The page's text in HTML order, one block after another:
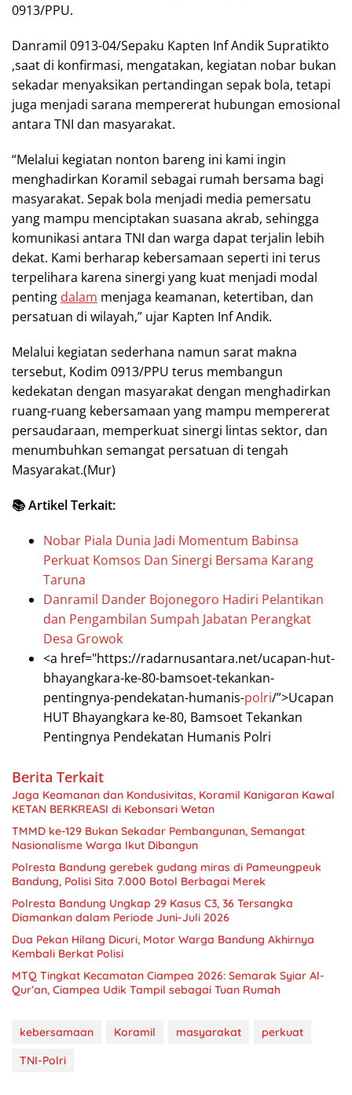
0913/PPU.
Danramil 0913-04/Sepaku Kapten Inf Andik Supratikto
,saat di konfirmasi, mengatakan, kegiatan nobar bukan
sekadar menyaksikan pertandingan sepak bola, tetapi
juga menjadi sarana mempererat hubungan emosional
antara TNI dan masyarakat.
“Melalui kegiatan nonton bareng ini kami ingin
menghadirkan Koramil sebagai rumah bersama bagi
masyarakat. Sepak bola menjadi media pemersatu
yang mampu menciptakan suasana akrab, sehingga
komunikasi antara TNI dan warga dapat terjalin lebih
dekat. Kami berharap kebersamaan seperti ini terus
terpelihara karena sinergi yang kuat menjadi modal
penting dalam menjaga keamanan, ketertiban, dan
persatuan di wilayah,” ujar Kapten Inf Andik.
Melalui kegiatan sederhana namun sarat makna
tersebut, Kodim 0913/PPU terus membangun
kedekatan dengan masyarakat dengan menghadirkan
ruang-ruang kebersamaan yang mampu mempererat
persaudaraan, memperkuat sinergi lintas sektor, dan
menumbuhkan semangat persatuan di tengah
Masyarakat.(Mur)
📚 Artikel Terkait:
Nobar Piala Dunia Jadi Momentum Babinsa
Perkuat Komsos Dan Sinergi Bersama Karang
Taruna
Danramil Dander Bojonegoro Hadiri Pelantikan
dan Pengambilan Sumpah Jabatan Perangkat
Desa Growok
<a href="https://radarnusantara.net/ucapan-hut-
bhayangkara-ke-80-bamsoet-tekankan-
pentingnya-pendekatan-humanis-polri/”>Ucapan
HUT Bhayangkara ke-80, Bamsoet Tekankan
Pentingnya Pendekatan Humanis Polri
Berita Terkait
Jaga Keamanan dan Kondusivitas, Koramil Kanigaran Kawal
KETAN BERKREASI di Kebonsari Wetan
TMMD ke-129 Bukan Sekadar Pembangunan, Semangat
Nasionalisme Warga Ikut Dibangun
Polresta Bandung gerebek gudang miras di Pameungpeuk
Bandung, Polisi Sita 7.000 Botol Berbagai Merek
Polresta Bandung Ungkap 29 Kasus C3, 36 Tersangka
Diamankan dalam Periode Juni-Juli 2026
Dua Pekan Hilang Dicuri, Motor Warga Bandung Akhirnya
Kembali Berkat Polisi
MTQ Tingkat Kecamatan Ciampea 2026: Semarak Syiar Al-
Qur’an, Ciampea Udik Tampil sebagai Tuan Rumah
kebersamaan Koramil masyarakat
perkuat
TNI-Polri